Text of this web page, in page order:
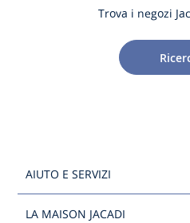
Trova i negozi
AIUTO E SERVIZI
LA MAISON JACADI